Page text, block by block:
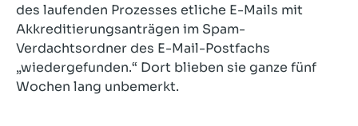
des laufenden Prozesses etliche E-Mails mit
Akkreditierungsanträgen im Spam-
Verdachtsordner des E-Mail-Postfachs
„wiedergefunden.“ Dort blieben sie ganze fünf
Wochen lang unbemerkt.